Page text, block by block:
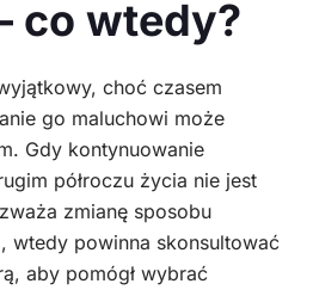
co wtedy?
choć czasem
go maluchowi może
Gdy kontynuowanie
półroczu życia nie jest
zmianę sposobu
wtedy powinna skonsultować
aby pomógł wybrać